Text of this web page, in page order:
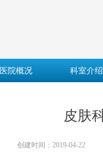
医院概况 科室介绍
皮肤
创建时间： 2019-04-22